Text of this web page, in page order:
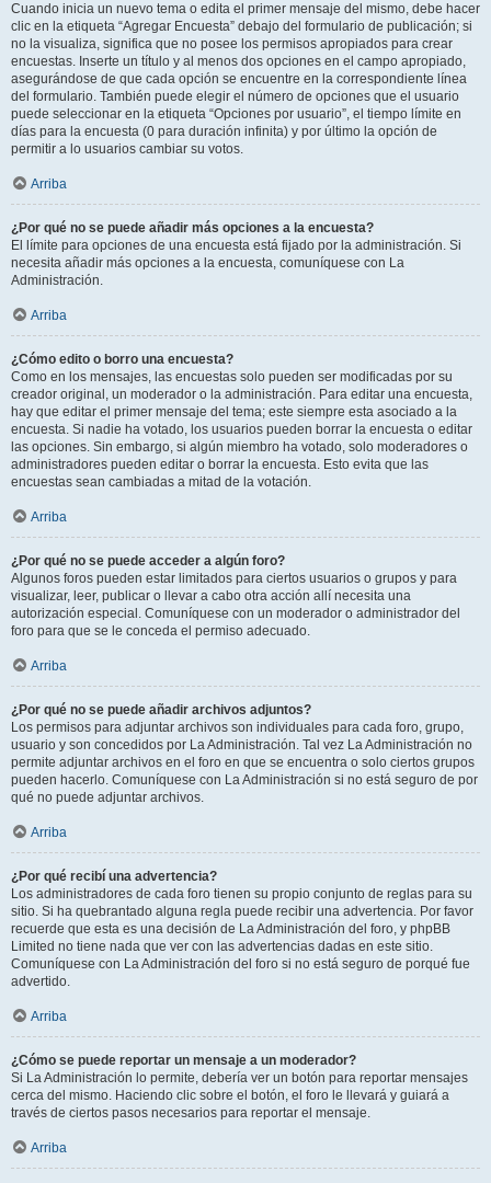
Cuando inicia un nuevo tema o edita el primer mensaje del mismo, debe hacer
clic en la etiqueta “Agregar Encuesta” debajo del formulario de publicación; si
no la visualiza, significa que no posee los permisos apropiados para crear
encuestas. Inserte un título y al menos dos opciones en el campo apropiado,
asegurándose de que cada opción se encuentre en la correspondiente línea
del formulario. También puede elegir el número de opciones que el usuario
puede seleccionar en la etiqueta “Opciones por usuario”, el tiempo límite en
días para la encuesta (0 para duración infinita) y por último la opción de
permitir a lo usuarios cambiar su votos.
Arriba
¿Por qué no se puede añadir más opciones a la encuesta?
El límite para opciones de una encuesta está fijado por la administración. Si
necesita añadir más opciones a la encuesta, comuníquese con La
Administración.
Arriba
¿Cómo edito o borro una encuesta?
Como en los mensajes, las encuestas solo pueden ser modificadas por su
creador original, un moderador o la administración. Para editar una encuesta,
hay que editar el primer mensaje del tema; este siempre esta asociado a la
encuesta. Si nadie ha votado, los usuarios pueden borrar la encuesta o editar
las opciones. Sin embargo, si algún miembro ha votado, solo moderadores o
administradores pueden editar o borrar la encuesta. Esto evita que las
encuestas sean cambiadas a mitad de la votación.
Arriba
¿Por qué no se puede acceder a algún foro?
Algunos foros pueden estar limitados para ciertos usuarios o grupos y para
visualizar, leer, publicar o llevar a cabo otra acción allí necesita una
autorización especial. Comuníquese con un moderador o administrador del
foro para que se le conceda el permiso adecuado.
Arriba
¿Por qué no se puede añadir archivos adjuntos?
Los permisos para adjuntar archivos son individuales para cada foro, grupo,
usuario y son concedidos por La Administración. Tal vez La Administración no
permite adjuntar archivos en el foro en que se encuentra o solo ciertos grupos
pueden hacerlo. Comuníquese con La Administración si no está seguro de por
qué no puede adjuntar archivos.
Arriba
¿Por qué recibí una advertencia?
Los administradores de cada foro tienen su propio conjunto de reglas para su
sitio. Si ha quebrantado alguna regla puede recibir una advertencia. Por favor
recuerde que esta es una decisión de La Administración del foro, y phpBB
Limited no tiene nada que ver con las advertencias dadas en este sitio.
Comuníquese con La Administración del foro si no está seguro de porqué fue
advertido.
Arriba
¿Cómo se puede reportar un mensaje a un moderador?
Si La Administración lo permite, debería ver un botón para reportar mensajes
cerca del mismo. Haciendo clic sobre el botón, el foro le llevará y guiará a
través de ciertos pasos necesarios para reportar el mensaje.
Arriba